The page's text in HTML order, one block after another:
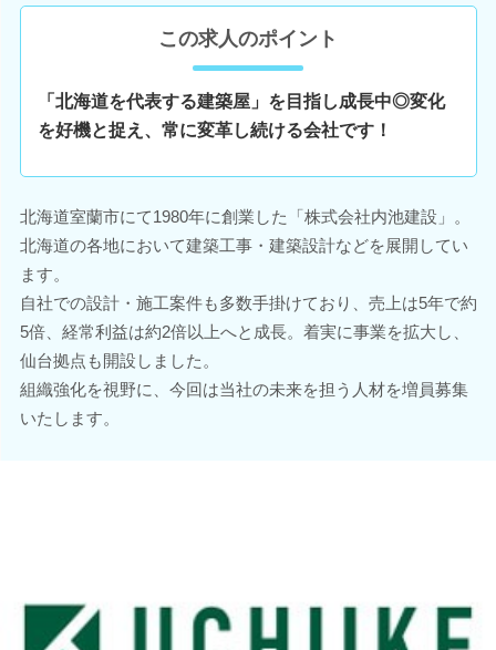
この求人のポイント
「北海道を代表する建築屋」を目指し成長中◎変化
を好機と捉え、常に変革し続ける会社です！
北海道室蘭市にて1980年に創業した「株式会社内池建設」。
北海道の各地において建築工事・建築設計などを展開してい
ます。
自社での設計・施工案件も多数手掛けており、売上は5年で約
5倍、経常利益は約2倍以上へと成長。着実に事業を拡大し、
仙台拠点も開設しました。
組織強化を視野に、今回は当社の未来を担う人材を増員募集
いたします。